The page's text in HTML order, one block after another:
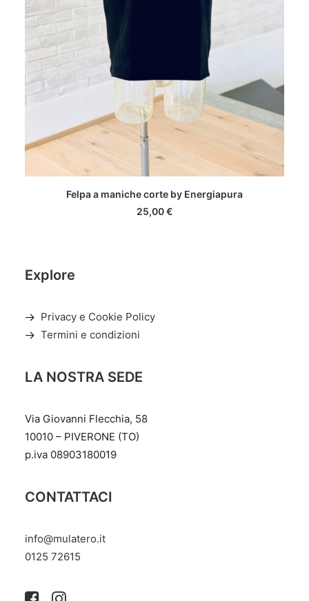
SCEGLI
possono
nella
del
Felpa a maniche corte by Energiapura
25,00€
Explore
Privacy e Cookie Policy
Termini e condizioni
LA NOSTRA SEDE
Via Giovanni Flecchia, 58
10010 – PIVERONE (TO)
p.iva 08903180019
CONTATTACI
info@mulatero.it
‭0125 72615‬